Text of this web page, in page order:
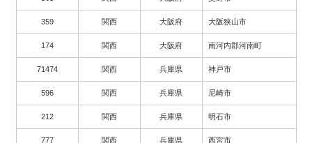
359 関西 大阪府 大阪狭山市
174 関西 大阪府 南河内郡河南町
71474 関西 兵庫県 神戸市
596 関西 兵庫県 尼崎市
212 関西 兵庫県 明石市
777 関西 兵庫県 西宮市